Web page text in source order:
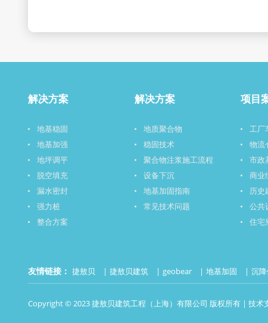
解决方案
地基稳固
地基加强
地坪调平
脱空填充
漏水密封
强力桩
整合方案
解决方案
地质聚合物
稳固技术
聚合物注浆施工流程
设备下沉
地基加固指南
常见技术问题
项目
工厂
物流
市政
商业
历史
公共
住宅
友情链接： 捷敖贝 捷敖贝建筑 geobear 地基加固 沉
Copyright © 2023 捷敖贝建筑工程（上海）有限公司 版权所有 | 技术